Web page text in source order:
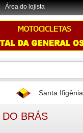
Área do lojista
Santa Ifigênia
BRÁS